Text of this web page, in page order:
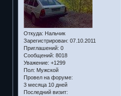
Откуда: Нальчик
Зарегистрирован: 07.10.2011
Приглашений: 0
Сообщений: 8018
Уважение: +1299
Пол: Мужской
Провел на форуме:
3 месяца 10 дней
Последний визит: